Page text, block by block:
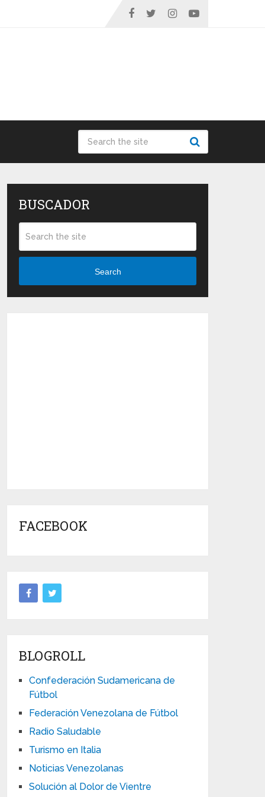
BUSCADOR
Search
FACEBOOK
BLOGROLL
Confederación Sudamericana de
Fútbol
Federación Venezolana de Fútbol
Radio Saludable
Turismo en Italia
Noticias Venezolanas
Solución al Dolor de Vientre